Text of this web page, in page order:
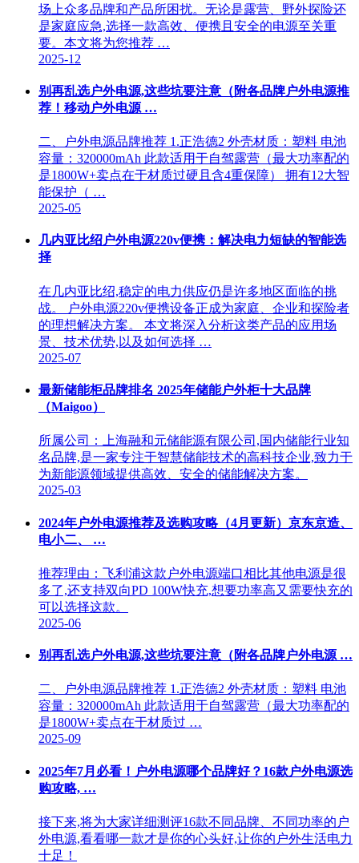
场上众多品牌和产品所困扰。无论是露营、野外探险还
是家庭应急,选择一款高效、便携且安全的电源至关重
要。本文将为您推荐 …
2025-12
别再乱选户外电源,这些坑要注意（附各品牌户外电源推
荐！移动户外电源 …
二、户外电源品牌推荐 1.正浩德2 外壳材质：塑料 电池
容量：320000mAh 此款适用于自驾露营（最大功率配的
是1800W+卖点在于材质过硬且含4重保障） 拥有12大智
能保护（ …
2025-05
几内亚比绍户外电源220v便携：解决电力短缺的智能选
择
在几内亚比绍,稳定的电力供应仍是许多地区面临的挑
战。 户外电源220v便携设备正成为家庭、企业和探险者
的理想解决方案。 本文将深入分析这类产品的应用场
景、技术优势,以及如何选择 …
2025-07
最新储能柜品牌排名 2025年储能户外柜十大品牌
（Maigoo）
所属公司：上海融和元储能源有限公司,国内储能行业知
名品牌,是一家专注于智慧储能技术的高科技企业,致力于
为新能源领域提供高效、安全的储能解决方案。
2025-03
2024年户外电源推荐及选购攻略（4月更新）京东京造、
电小二、 …
推荐理由：飞利浦这款户外电源端口相比其他电源是很
多了,还支持双向PD 100W快充,想要功率高又需要快充的
可以选择这款。
2025-06
别再乱选户外电源,这些坑要注意（附各品牌户外电源 …
二、户外电源品牌推荐 1.正浩德2 外壳材质：塑料 电池
容量：320000mAh 此款适用于自驾露营（最大功率配的
是1800W+卖点在于材质过 …
2025-09
2025年7月必看！户外电源哪个品牌好？16款户外电源选
购攻略, …
接下来,将为大家详细测评16款不同品牌、不同功率的户
外电源,看看哪一款才是你的心头好,让你的户外生活电力
十足！